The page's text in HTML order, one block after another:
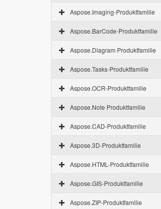
Aspose.Imaging-Produktfamilie
Aspose.BarCode-Produktfamilie
Aspose.Diagram Produktfamilie
Aspose.Tasks-Produktfamilie
Aspose.OCR-Produktfamilie
Aspose.Note Produktfamilie
Aspose.CAD-Produktfamilie
Aspose.3D-Produktfamilie
Aspose.HTML-Produktfamilie
Aspose.GIS-Produktfamilie
Aspose.ZIP-Produktfamilie